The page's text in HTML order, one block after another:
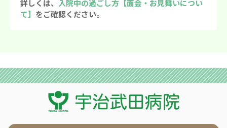
詳しくは、 入院中の過ごし方【面会・お見舞いについ
て】 をご確認ください。